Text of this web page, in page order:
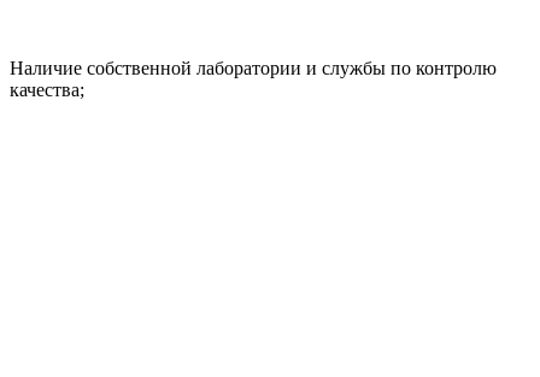
Наличие собственной лаборатории и службы по контролю
качества;